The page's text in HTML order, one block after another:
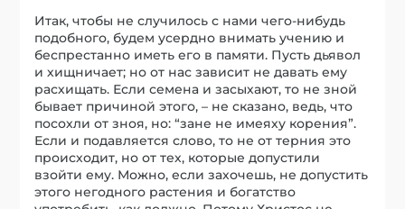
Итак, чтобы не случилось с нами чего-нибудь
подобного, будем усердно внимать учению и
беспрестанно иметь его в памяти. Пусть дьявол
и хищничает; но от нас зависит не давать ему
расхищать. Если семена и засыхают, то не зной
бывает причиной этого, – не сказано, ведь, что
посохли от зноя, но: “зане не имеяху корения”.
Если и подавляется слово, то не от терния это
происходит, но от тех, которые допустили
взойти ему. Можно, если захочешь, не допустить
этого негодного растения и богатство